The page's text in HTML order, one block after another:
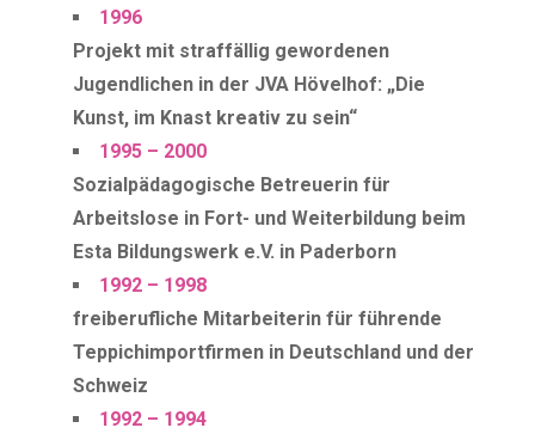
1996
Projekt mit straffällig gewordenen
Jugendlichen in der JVA Hövelhof: „Die
Kunst, im Knast kreativ zu sein“
1995 – 2000
Sozialpädagogische Betreuerin für
Arbeitslose in Fort- und Weiterbildung beim
Esta Bildungswerk e.V. in Paderborn
1992 – 1998
freiberufliche Mitarbeiterin für führende
Teppichimportfirmen in Deutschland und der
Schweiz
1992 – 1994